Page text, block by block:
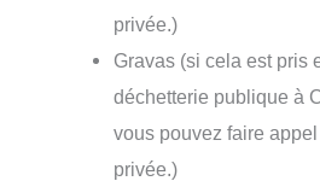
privée.)
Gravas (si cela est pris
déchetterie publique à
vous pouvez faire
privée.)